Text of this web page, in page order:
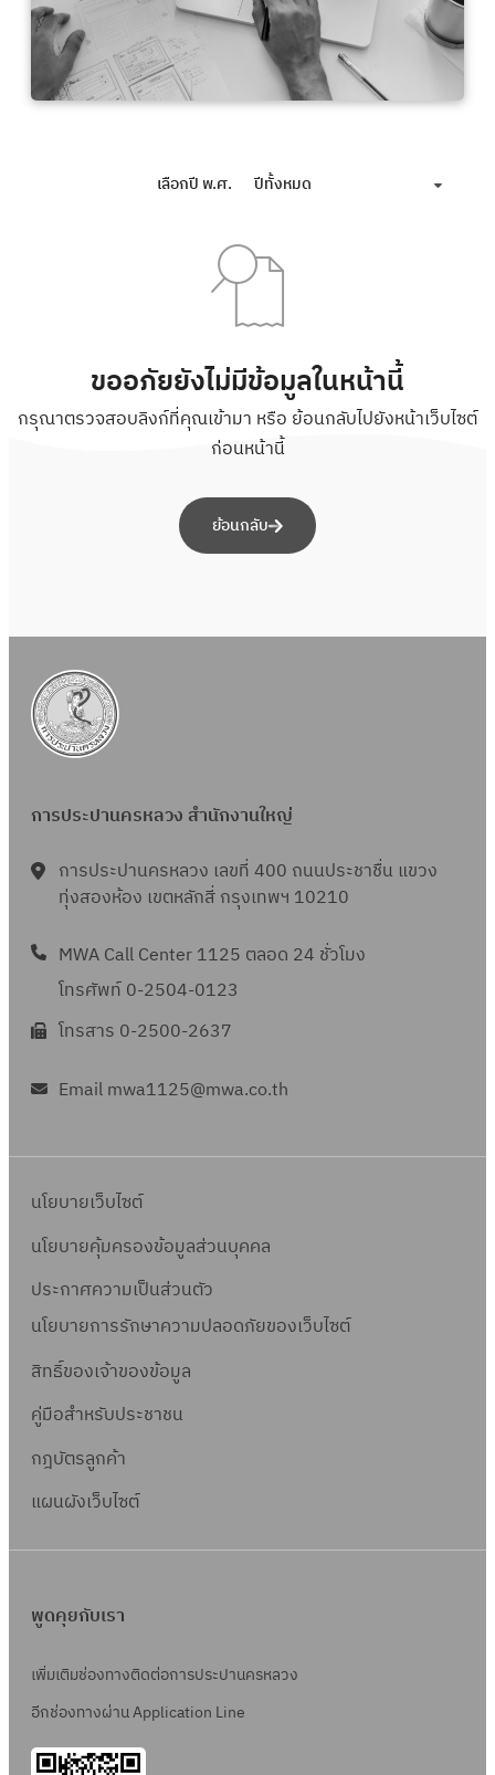
เลือกปี พ.ศ. ปีทั้งหมด
ขออภัยยังไม่มีข้อมูลในหน้านี้
กรุณาตรวจสอบลิงก์ที่คุณเข้ามา หรือ ย้อนกลับไปยังหน้าเว็บไซต์
ก่อนหน้านี้
ย้อนกลับ
การประปานครหลวง สำนักงานใหญ่
การประปานครหลวง เลขที่ 400 ถนนประชาชื่น แขวง
ทุ่งสองห้อง เขตหลักสี่ กรุงเทพฯ 10210
MWA Call Center 1125 ตลอด 24 ชั่วโมง
โทรศัพท์ 0-2504-0123
โทรสาร 0-2500-2637
Email mwa1125@mwa.co.th
นโยบายเว็บไซต์
นโยบายคุ้มครองข้อมูลส่วนบุคคล
ประกาศความเป็นส่วนตัว
นโยบายการรักษาความปลอดภัยของเว็บไซต์
สิทธิ์ของเจ้าของข้อมูล
คู่มือสำหรับประชาชน
กฎบัตรลูกค้า
แผนผังเว็บไซต์
พูดคุยกับเรา
เพิ่มเติมช่องทางติดต่อการประปานครหลวง
อีกช่องทางผ่าน Application Line